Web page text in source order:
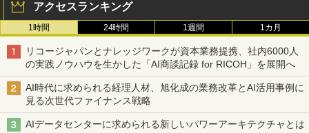
アクセスランキング
1時間 24時間 1週間 1カ月
リコージャパンとナレッジワークが資本業務提携、社内6000人
の実践ノウハウを生かした「AI商談記録 for RICOH」を展開へ
AI時代に求められる経理人材、旭化成の業務改革とAI活用事例に
見る次世代ファイナンス戦略
AIデータセンターに求められる新しいパワーアーキテクチャとは